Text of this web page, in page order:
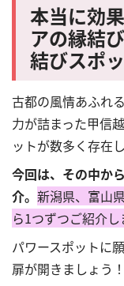
本当に効
アの縁結
結びスポ
古都の風情あふれ
力が詰まった甲信
ットが数多く存在し
今回は、その中か
介。 新潟県、富山
ら1つずつご紹介し
パワースポットに
扉が開きましょう！